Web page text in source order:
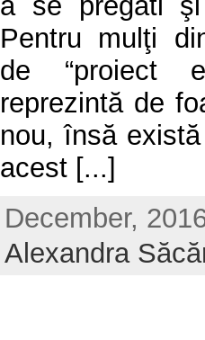
Pentru mulţi
de “proiect
reprezintă de
nou, însă
acest [...]
December,
Alexandra